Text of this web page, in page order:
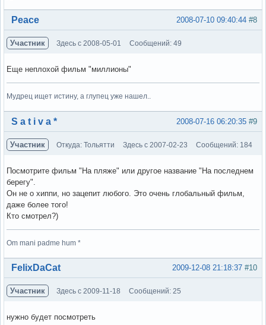
Вне форума #8
2008-07-10 09:40:44
Peace
Участник Здесь с 2008-05-01 Сообщений: 49
Еще неплохой фильм "миллионы"
Мудрец ищет истину, а глупец уже нашел..
Вне форума #9
2008-07-16 06:20:35
S a t i v a *
Участник Откуда: Тольятти Здесь с 2007-02-23 Сообщений: 184
Посмотрите фильм "На пляже" или другое название "На последнем
берегу".
Он не о хиппи, но зацепит любого. Это очень глобальный фильм,
даже более того!
Кто смотрел?)
Om mani padme hum *
Вне форума #10
2009-12-08 21:18:37
FelixDaCat
Участник Здесь с 2009-11-18 Сообщений: 25
нужно будет посмотреть